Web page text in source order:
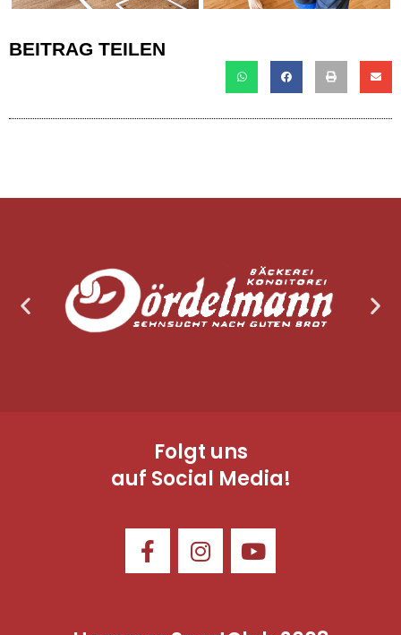
BEITRAG TEILEN
Folgt uns
auf Social Media!